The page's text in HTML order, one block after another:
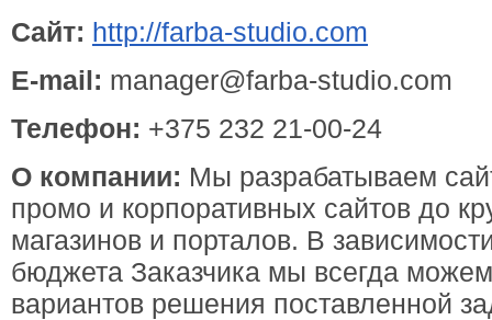
Сайт: http://farba-studio.com
E-mail: manager@farba-studio.com
Телефон: +375 232 21-00-24
О компании: Мы разрабатываем
промо и корпоративных сайтов до
магазинов и порталов. В
бюджета Заказчика мы всегда
вариантов решения поставленной